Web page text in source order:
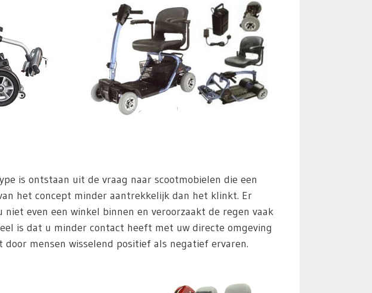
is ontstaan uit de vraag naar scootmobielen die een
het concept minder aantrekkelijk dan het klinkt. Er
even een winkel binnen en veroorzaakt de regen vaak
is dat u minder contact heeft met uw directe omgeving
mensen wisselend positief als negatief ervaren.